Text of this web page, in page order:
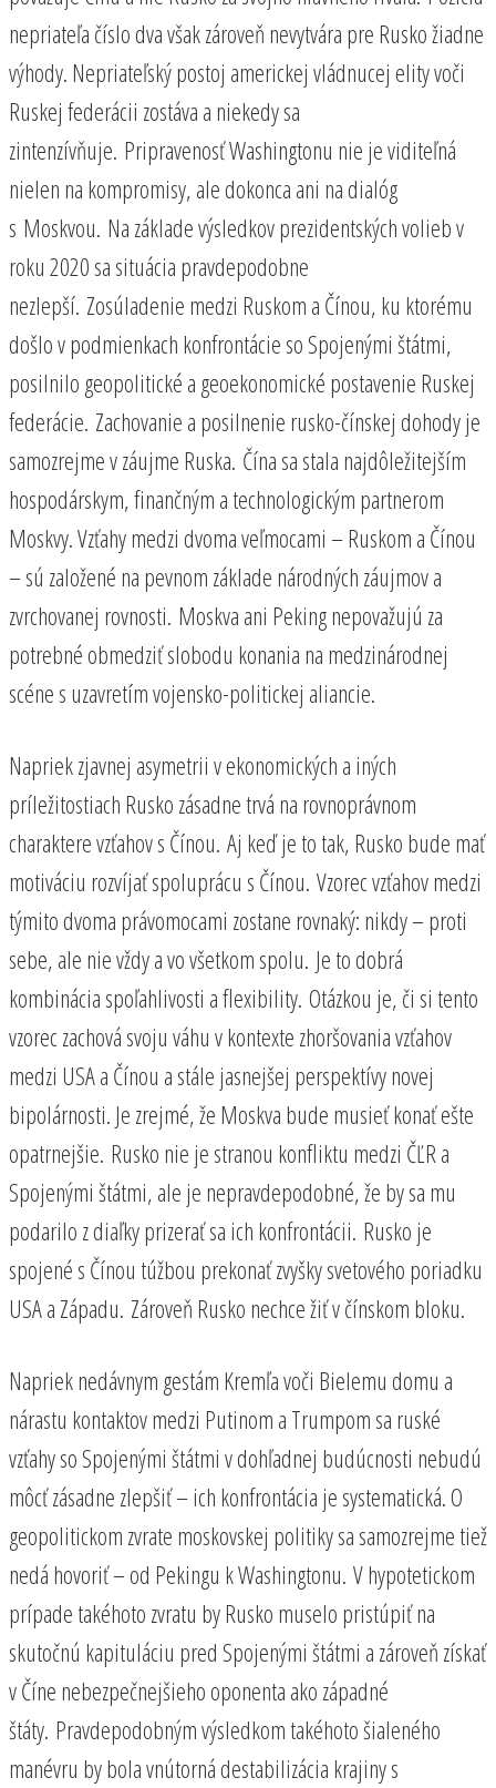
nepriateľa číslo dva však zároveň nevytvára pre Rusko žiadne
výhody. Nepriateľský postoj americkej vládnucej elity voči
Ruskej federácii zostáva a niekedy sa
zintenzívňuje. Pripravenosť Washingtonu nie je viditeľná
nielen na kompromisy, ale dokonca ani na dialóg
s Moskvou. Na základe výsledkov prezidentských volieb v
roku 2020 sa situácia pravdepodobne
nezlepší. Zosúladenie medzi Ruskom a Čínou, ku ktorému
došlo v podmienkach konfrontácie so Spojenými štátmi,
posilnilo geopolitické a geoekonomické postavenie Ruskej
federácie. Zachovanie a posilnenie rusko-čínskej dohody je
samozrejme v záujme Ruska. Čína sa stala najdôležitejším
hospodárskym, finančným a technologickým partnerom
Moskvy. Vzťahy medzi dvoma veľmocami – Ruskom a Čínou
– sú založené na pevnom základe národných záujmov a
zvrchovanej rovnosti. Moskva ani Peking nepovažujú za
potrebné obmedziť slobodu konania na medzinárodnej
scéne s uzavretím vojensko-politickej aliancie.
Napriek zjavnej asymetrii v ekonomických a iných
príležitostiach Rusko zásadne trvá na rovnoprávnom
charaktere vzťahov s Čínou. Aj keď je to tak, Rusko bude mať
motiváciu rozvíjať spoluprácu s Čínou. Vzorec vzťahov medzi
týmito dvoma právomocami zostane rovnaký: nikdy – proti
sebe, ale nie vždy a vo všetkom spolu. Je to dobrá
kombinácia spoľahlivosti a flexibility. Otázkou je, či si tento
vzorec zachová svoju váhu v kontexte zhoršovania vzťahov
medzi USA a Čínou a stále jasnejšej perspektívy novej
bipolárnosti. Je zrejmé, že Moskva bude musieť konať ešte
opatrnejšie. Rusko nie je stranou konfliktu medzi ČĽR a
Spojenými štátmi, ale je nepravdepodobné, že by sa mu
podarilo z diaľky prizerať sa ich konfrontácii. Rusko je
spojené s Čínou túžbou prekonať zvyšky svetového poriadku
USA a Západu. Zároveň Rusko nechce žiť v čínskom bloku.
Napriek nedávnym gestám Kremľa voči Bielemu domu a
nárastu kontaktov medzi Putinom a Trumpom sa ruské
vzťahy so Spojenými štátmi v dohľadnej budúcnosti nebudú
môcť zásadne zlepšiť – ich konfrontácia je systematická. O
geopolitickom zvrate moskovskej politiky sa samozrejme tiež
nedá hovoriť – od Pekingu k Washingtonu. V hypotetickom
prípade takéhoto zvratu by Rusko muselo pristúpiť na
skutočnú kapituláciu pred Spojenými štátmi a zároveň získať
v Číne nebezpečnejšieho oponenta ako západné
štáty. Pravdepodobným výsledkom takéhoto šialeného
manévru by bola vnútorná destabilizácia krajiny s